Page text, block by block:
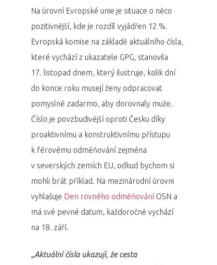
Na úrovní Evropské unie je situace o něco
pozitivnější, kde je rozdíl vyjádřen 12 %.
Evropská komise na základě aktuálního čísla,
které vychází z ukazatele GPG, stanovila
17. listopad dnem, který ilustruje, kolik dní
do konce roku musejí ženy odpracovat
pomyslně zadarmo, aby dorovnaly muže.
Číslo je povzbudivější oproti Česku díky
proaktivnímu a konstruktivnímu přístupu
k férovému odměňování zejména
v severských zemích EU, odkud bychom si
mohli brát příklad. Na mezinárodní úrovni
vyhlašuje Den rovného odměňováníOSN a
má své pevné datum, každoročně vychází
na 18. září.
„Aktuální čísla ukazují, že cesta